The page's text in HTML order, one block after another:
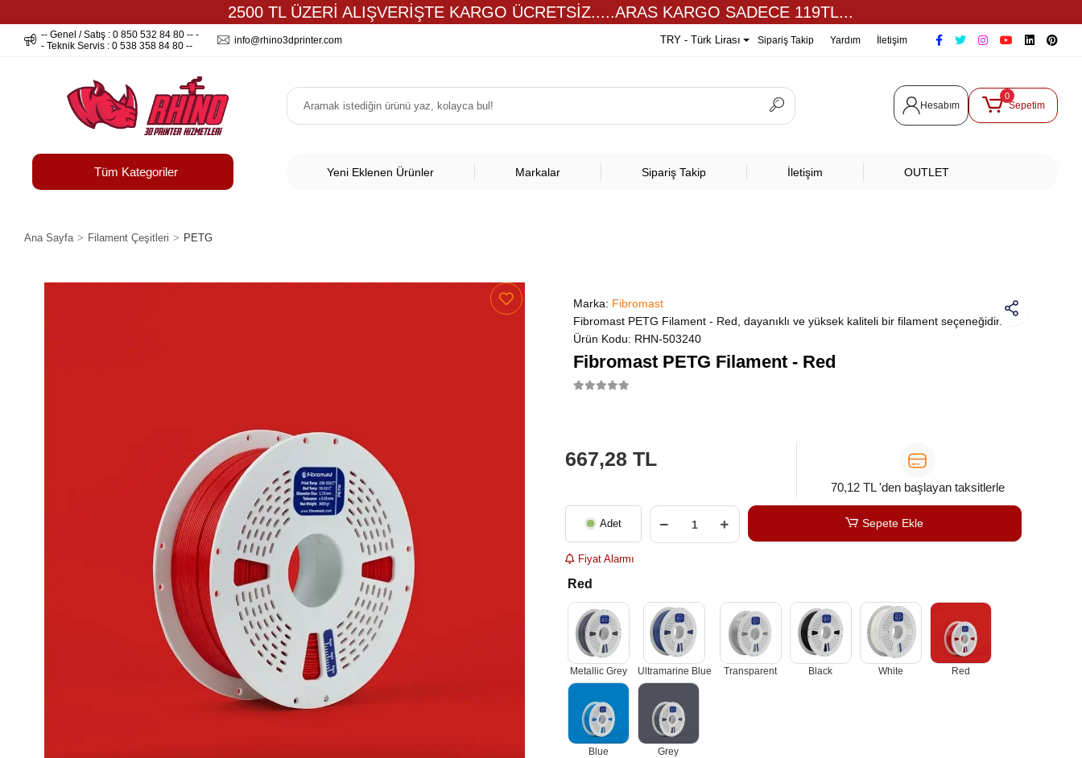
2500 TL ÜZERİ ALIŞVERİŞTE KARGO ÜCRETSİZ.....ARAS KARGO SADECE 119TL...
-- Genel / Satış : 0 850 532 84 80 -- -
- Teknik Servis : 0 538 358 84 80 --
info@rhino3dprinter.com TRY - Türk Lirası Sipariş Takip Yardım İletişim
Hesabım
0
Sepetim
Tüm Kategoriler Yeni Eklenen Ürünler Markalar Sipariş Takip İletişim OUTLET
Ana Sayfa Filament Çeşitleri PETG
Marka: Fibromast
Fibromast PETG Filament - Red, dayanıklı ve yüksek kaliteli bir filament seçeneğidir.
Ürün Kodu: RHN-503240
Fibromast PETG Filament - Red
667,28 TL
70,12 TL 'den başlayan taksitlerle
Adet Sepete Ekle
Fiyat Alarmı
Red
Metallic Grey Ultramarine Blue Transparent Black White Red
Blue Grey